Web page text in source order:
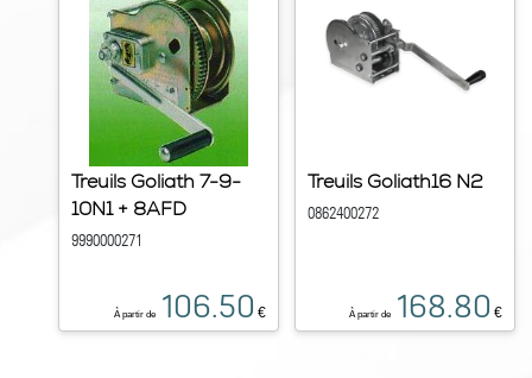
Treuils Goliath 7-9-
10N1 + 8AFD
9990000271
À partir de 106.50 €
Treuils Goliath16 N2
0862400272
À partir de 168.80 €